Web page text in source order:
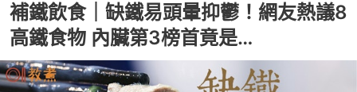
補鐵飲食｜缺鐵易頭暈抑鬱！網友熱議8
高鐵食物 內臟第3榜首竟是…